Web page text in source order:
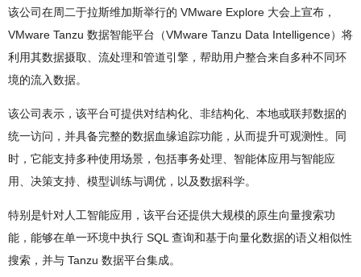
该公司在周二于拉斯维加斯举行的 VMware Explore 大会上宣布，
VMware Tanzu 数据智能平台（VMware Tanzu Data Intelligence）将
利用其数据摄取、流处理和管道引擎，帮助用户整合来自多种不同环
境的流入数据。
该公司表示，该平台可提供对结构化、非结构化、本地或联邦数据的
统一访问，并具备完整的数据血缘追踪功能，从而提升可观测性。同
时，它能支持多种使用场景，包括事务处理、智能体应用与智能应
用、决策支持、模型训练与调优，以及数据科学。
特别是针对人工智能应用，该平台还提供大规模的原生向量搜索功
能，能够在单一环境中执行 SQL 查询和基于向量化数据的语义相似性
搜索，并与 Tanzu 数据平台集成。